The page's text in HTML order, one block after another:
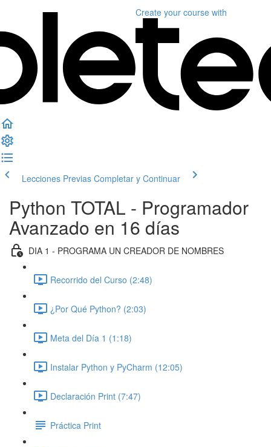
Create your course with
Lecciones Previas Completar y Continuar
Python TOTAL - Programador
Avanzado en 16 días
DIA 1 - PROGRAMA UN CREADOR DE NOMBRES
Recorrido del Curso (2:48)
¿Por Qué Python? (2:03)
Meta del Día 1 (1:18)
Instalar Python y PyCharm (12:05)
Declaración Print (7:47)
Práctica Print